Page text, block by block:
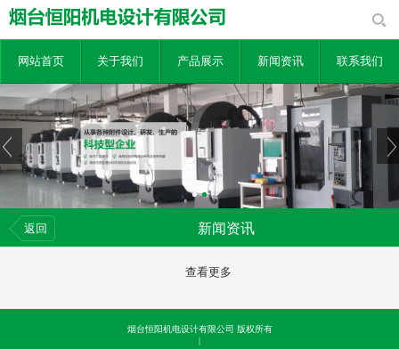
网站首页 关于我们 产品展示 新闻资讯 联系我们
返回 新闻资讯
查看更多
烟台恒阳机电设计有限公司 版权所有
|